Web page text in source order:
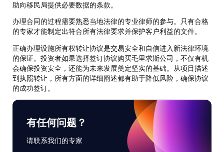
助向移民局提供必要数据的条款。
办理合同的过程需要熟悉当地法律的专业律师的参与。只有合格
的专家才能制定出符合所有法律要求并保护客户利益的文件。
正确办理设施所有权转让协议是交易安全和自信进入新法律环境
的保证。投资者如果选择签订协议购买毛里求斯公司，不仅有机
会确保投资安全，还能为未来发展奠定坚实的基础。从项目描述
到执照转让，所有方面的详细阐述都有助于降低风险，确保协议
的成功签订。
有任何问题？
请联系我们的专家